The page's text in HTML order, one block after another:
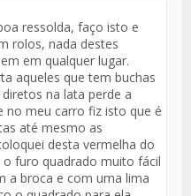
ressolda, faço isto e
rolos, nada destes
em qualquer lugar.
aqueles que tem buchas
na lata perde a
no meu carro fiz isto que é
até mesmo as
desta vermelha do
o furo quadrado muito fácil
a broca e com uma lima